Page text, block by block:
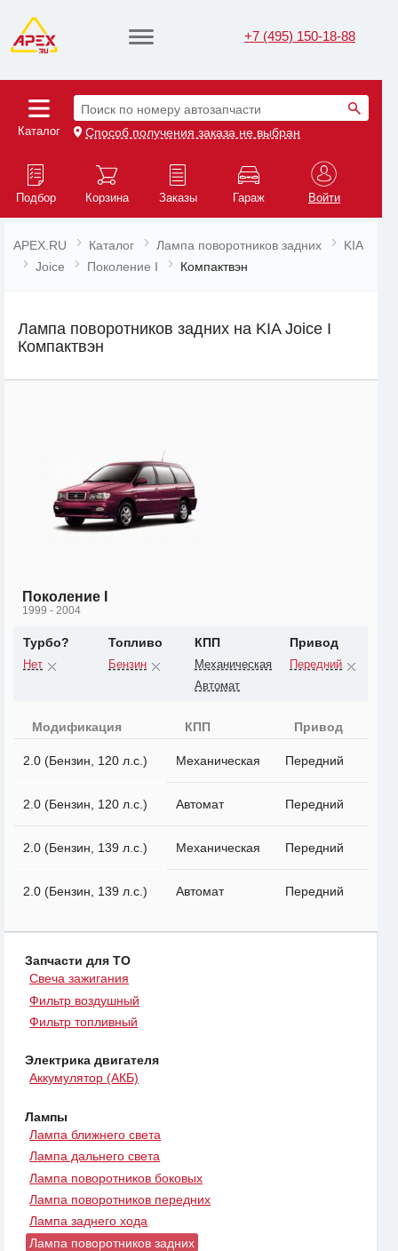
+7 (495) 150-18-88
Каталог
Поиск по номеру автозапчасти
Способ получения заказа не выбран
Подбор Корзина Заказы Гараж Войти
APEX.RU Каталог Лампа поворотников задних
KIA
Joice
Поколение I Компактвэн
Лампа поворотников задних на KIA Joice I
Компактвэн
Поколение I
1999 - 2004
Турбо?
Нет
Топливо
Бензин
КПП
Механическая
Автомат
Привод
Передний
Модификация КПП Привод
2.0 (Бензин, 120 л.с.) Механическая Передний
2.0 (Бензин, 120 л.с.) Автомат Передний
2.0 (Бензин, 139 л.с.) Механическая Передний
2.0 (Бензин, 139 л.с.) Автомат Передний
Запчасти для ТО
Свеча зажигания
Фильтр воздушный
Фильтр топливный
Электрика двигателя
Аккумулятор (АКБ)
Лампы
Лампа ближнего света
Лампа дальнего света
Лампа поворотников боковых
Лампа поворотников передних
Лампа заднего хода
Лампа поворотников задних